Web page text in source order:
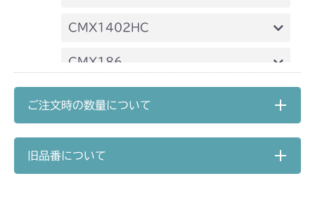
本体 FIG15 AWD駆動
CMX1402HC
本体 FIG16 駆動
CMX186
本体 FIG24 ステアリング
本体 FIG22 AWD駆動
ご注文時の数量について
旧品番について